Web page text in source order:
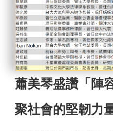
蕭美琴盛讚「陣
聚社會的堅韌力